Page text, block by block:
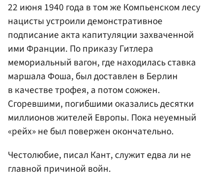
22 июня 1940 года в том же Компьенском лесу
нацисты устроили демонстративное
подписание акта капитуляции захваченной
ими Франции. По приказу Гитлера
мемориальный вагон, где находилась ставка
маршала Фоша, был доставлен в Берлин
в качестве трофея, а потом сожжен.
Сгоревшими, погибшими оказались десятки
миллионов жителей Европы. Пока неуемный
«рейх» не был повержен окончательно.
Честолюбие, писал Кант, служит едва ли не
главной причиной войн.